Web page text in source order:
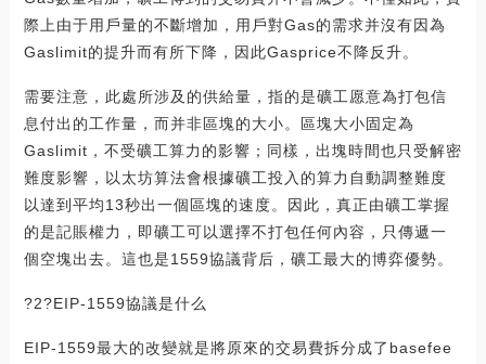
際上由于用戶量的不斷增加，用戶對Gas的需求并沒有因為
Gaslimit的提升而有所下降，因此Gasprice不降反升。
需要注意，此處所涉及的供給量，指的是礦工愿意為打包信
息付出的工作量，而并非區塊的大小。區塊大小固定為
Gaslimit，不受礦工算力的影響；同樣，出塊時間也只受解密
難度影響，以太坊算法會根據礦工投入的算力自動調整難度
以達到平均13秒出一個區塊的速度。因此，真正由礦工掌握
的是記賬權力，即礦工可以選擇不打包任何內容，只傳遞一
個空塊出去。這也是1559協議背后，礦工最大的博弈優勢。
?2?EIP-1559協議是什么
EIP-1559最大的改變就是將原來的交易費拆分成了basefee